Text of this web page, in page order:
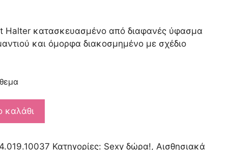
Halter κατασκευασμένο από διαφανές ύφασμα
και όμορφα διακοσμημένο με σχέδιο
καλάθι
Κατηγορίες: Sexy δώρα!, Αισθησιακά